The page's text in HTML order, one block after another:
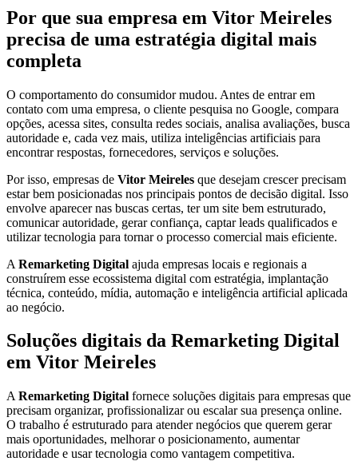
Por que sua empresa em Vitor Meireles
precisa de uma estratégia digital mais
completa
O comportamento do consumidor mudou. Antes de entrar em
contato com uma empresa, o cliente pesquisa no Google, compara
opções, acessa sites, consulta redes sociais, analisa avaliações, busca
autoridade e, cada vez mais, utiliza inteligências artificiais para
encontrar respostas, fornecedores, serviços e soluções.
Por isso, empresas de Vitor Meireles que desejam crescer precisam
estar bem posicionadas nos principais pontos de decisão digital. Isso
envolve aparecer nas buscas certas, ter um site bem estruturado,
comunicar autoridade, gerar confiança, captar leads qualificados e
utilizar tecnologia para tornar o processo comercial mais eficiente.
A Remarketing Digital ajuda empresas locais e regionais a
construírem esse ecossistema digital com estratégia, implantação
técnica, conteúdo, mídia, automação e inteligência artificial aplicada
ao negócio.
Soluções digitais da Remarketing Digital
em Vitor Meireles
A Remarketing Digital fornece soluções digitais para empresas que
precisam organizar, profissionalizar ou escalar sua presença online.
O trabalho é estruturado para atender negócios que querem gerar
mais oportunidades, melhorar o posicionamento, aumentar
autoridade e usar tecnologia como vantagem competitiva.